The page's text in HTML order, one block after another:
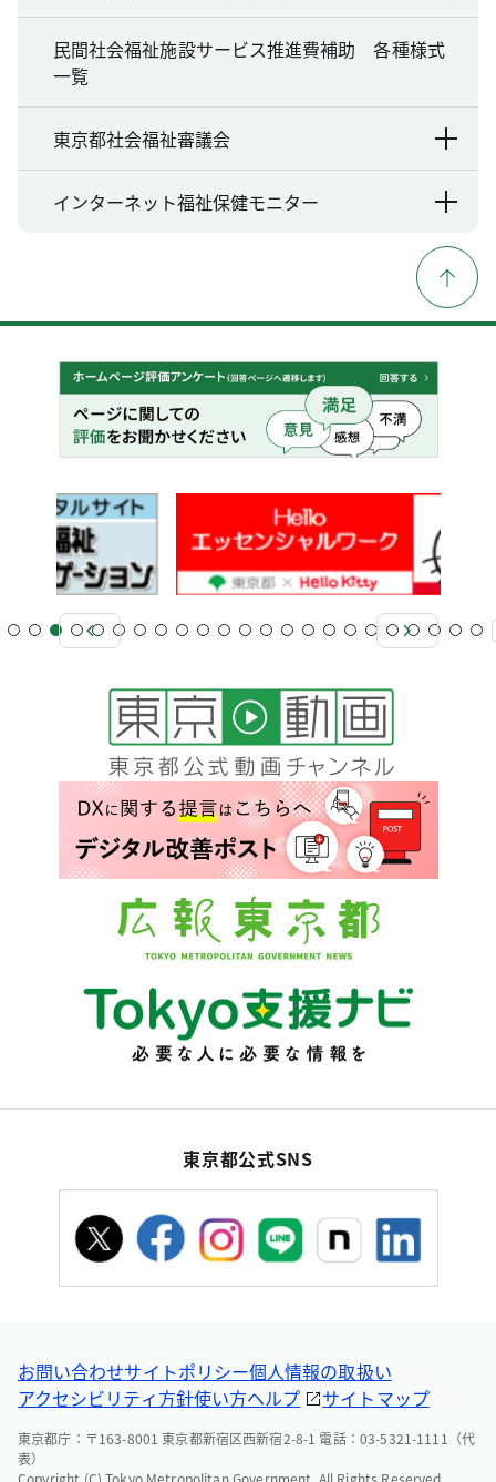
民間社会福祉施設サービス推進費補助 各種様式
一覧
東京都社会福祉審議会
インターネット福祉保健モニター
東京都公式SNS
お問い合わせサイトポリシー個人情報の取扱い
アクセシビリティ方針使い方ヘルプ サイトマップ
東京都庁：〒163-8001 東京都新宿区西新宿2-8-1 電話：03-5321-1111（代
表）
Copyright (C) Tokyo Metropolitan Government. All Rights Reserved.